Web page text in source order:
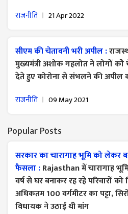
राजनीति 21 Apr 2022
सीएम की चेतावनी भरी अपील :
मुख्यमंत्री अशोक गहलोत ने लोगों कोे
देते हुए कोरोना से संभलने की अपील
राजनीति 09 May 2021
Popular Posts
सरकार का चारागाह भूमि को लेकर
फैसला :Rajasthan में चारागाह
वर्ष से घर बनाकर रह रहे परिवारों को
अधिकतम 100 वर्गमीटर का पट्टा,
विधायक ने उठाई थी मांग